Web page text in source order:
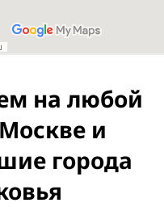
на любой
и
города